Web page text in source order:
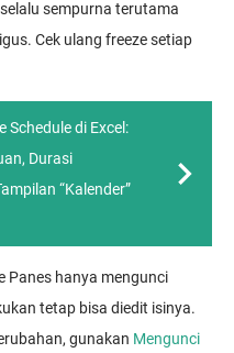
sempurna terutama
Cek ulang freeze setiap
Schedule di Excel:
Durasi
“Kalender”
Panes hanya mengunci
tetap bisa diedit isinya.
gunakan Mengunci